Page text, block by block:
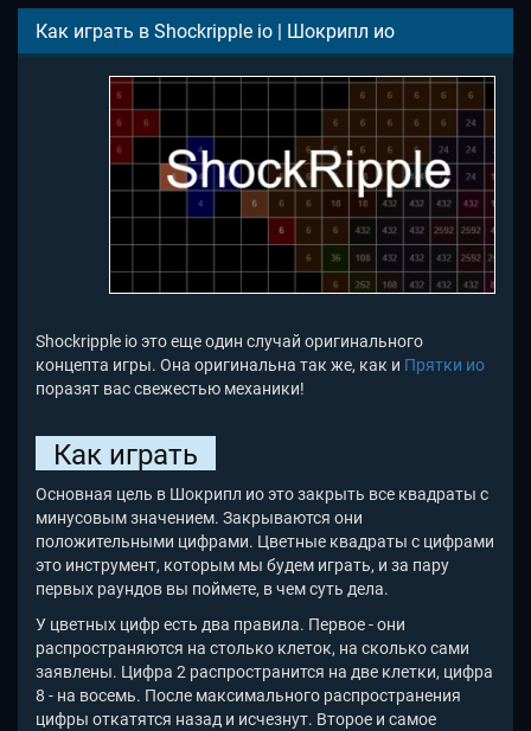
Как играть в Shockripple io | Шокрипл ио
Shockripple io это еще один случай оригинального
концепта игры. Она оригинальна так же, как и Прятки ио
поразят вас свежестью механики!
Как играть
Основная цель в Шокрипл ио это закрыть все квадраты с
минусовым значением. Закрываются они
положительными цифрами. Цветные квадраты с цифрами
это инструмент, которым мы будем играть, и за пару
первых раундов вы поймете, в чем суть дела.
У цветных цифр есть два правила. Первое - они
распространяются на столько клеток, на сколько сами
заявлены. Цифра 2 распространится на две клетки, цифра
8 - на восемь. После максимального распространения
цифры откатятся назад и исчезнут. Второе и самое